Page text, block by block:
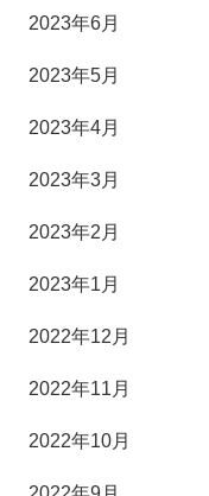
2023年6月
2023年5月
2023年4月
2023年3月
2023年2月
2023年1月
2022年12月
2022年11月
2022年10月